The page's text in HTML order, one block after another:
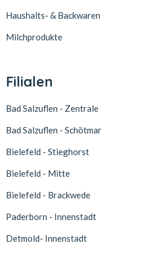
Haushalts- & Backwaren
Milchprodukte
Filialen
Bad Salzuflen - Zentrale
Bad Salzuflen - Schötmar
Bielefeld - Stieghorst
Bielefeld - Mitte
Bielefeld - Brackwede
Paderborn - Innenstadt
Detmold- Innenstadt